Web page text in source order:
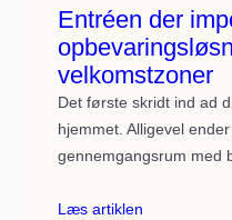
Entréen der
velkomstzoner
Det første skridt ind ad
hjemmet. Alligevel
gennemgangsrum med
Læs artiklen